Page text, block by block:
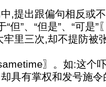
,提出跟偏句相反或
但”、“但是”、“可是”
里三次,却不提防被
〗。如:这个
具有掌权和发号施令